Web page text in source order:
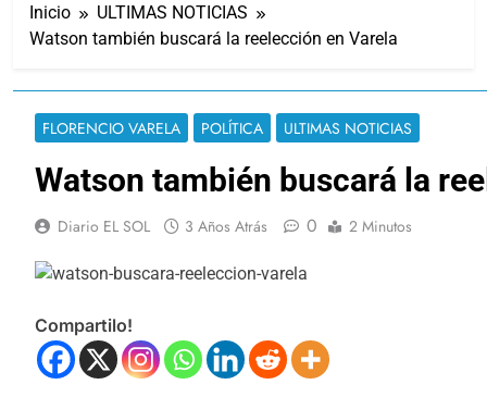
Inicio
ULTIMAS NOTICIAS
Watson también buscará la reelección en Varela
FLORENCIO VARELA POLÍTICA ULTIMAS NOTICIAS
Watson también buscará la
Diario EL SOL 3 Años Atrás 0 2 Minutos
Compartilo!